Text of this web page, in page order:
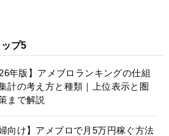
プ5
年版】アメブロランキングの仕組
計の考え方と種類｜上位表示と圏
まで解説
婦向け】アメブロで月5万円稼ぐ方法